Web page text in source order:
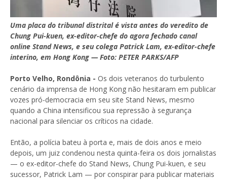
Uma placa do tribunal distrital é vista antes do veredito de
Chung Pui-kuen, ex-editor-chefe do agora fechado canal
online Stand News, e seu colega Patrick Lam, ex-editor-chefe
interino, em Hong Kong — Foto: PETER PARKS/AFP
Porto Velho, Rondônia - Os dois veteranos do turbulento
cenário da imprensa de Hong Kong não hesitaram em publicar
vozes pró-democracia em seu site Stand News, mesmo
quando a China intensificou sua repressão à segurança
nacional para silenciar os críticos na cidade.
Então, a polícia bateu à porta e, mais de dois anos e meio
depois, um juiz condenou nesta quinta-feira os dois jornalistas
— o ex-editor-chefe do Stand News, Chung Pui-kuen, e seu
sucessor, Patrick Lam — por conspirar para publicar materiais